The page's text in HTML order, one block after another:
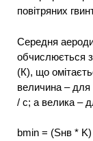
повітряних
Середня
обчислюється
(К), що
величина –
/ с; а велика –
bmin = (Sнв *